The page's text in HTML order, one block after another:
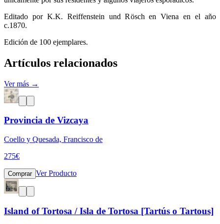
Editado por K.K. Reiffenstein und Rösch en Viena en el año
c.1870.
Edición de 100 ejemplares.
Artículos relacionados
Ver más →
Provincia de Vizcaya
Coello y Quesada, Francisco de
275€
Comprar Ver Producto
Island of Tortosa / Isla de Tortosa [Tartús o Tartous]